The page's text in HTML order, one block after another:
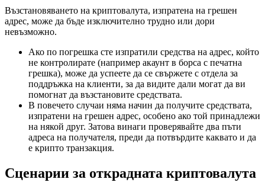
Възстановяването на криптовалута, изпратена на грешен
адрес, може да бъде изключително трудно или дори
невъзможно.
Ако по погрешка сте изпратили средства на адрес, който
не контролирате (например акаунт в борса с печатна
грешка), може да успеете да се свържете с отдела за
поддръжка на клиенти, за да видите дали могат да ви
помогнат да възстановите средствата.
В повечето случаи няма начин да получите средствата,
изпратени на грешен адрес, особено ако той принадлежи
на някой друг. Затова винаги проверявайте два пъти
адреса на получателя, преди да потвърдите каквато и да
е крипто транзакция.
Сценарии за открадната криптовалута